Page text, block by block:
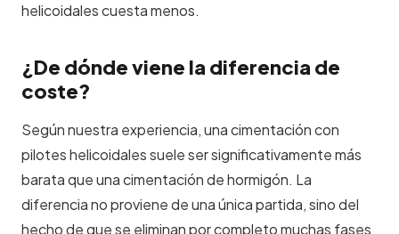
helicoidales cuesta menos.
¿De dónde viene la diferencia de
coste?
Según nuestra experiencia, una cimentación con
pilotes helicoidales suele ser significativamente más
barata que una cimentación de hormigón. La
diferencia no proviene de una única partida, sino del
hecho de que se eliminan por completo muchas fases